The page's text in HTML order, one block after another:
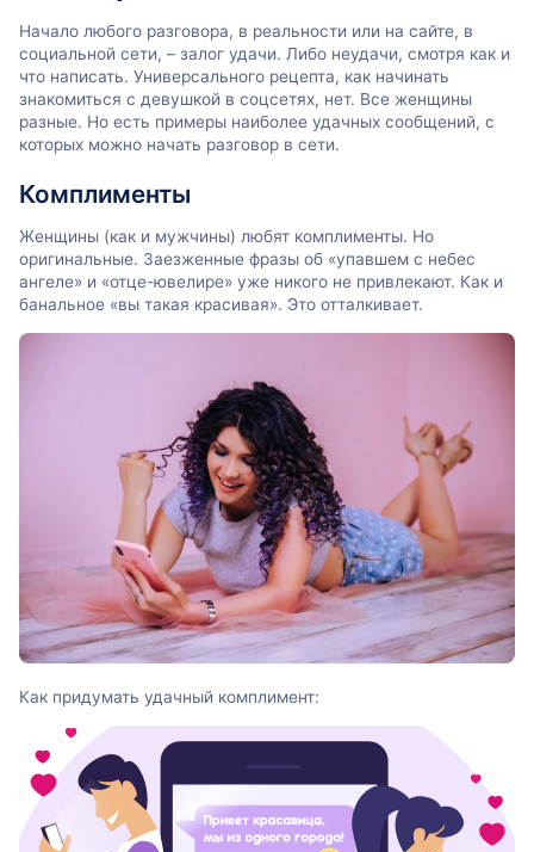
Начало любого разговора, в реальности или на сайте, в
социальной сети, – залог удачи. Либо неудачи, смотря как и
что написать. Универсального рецепта, как начинать
знакомиться с девушкой в соцсетях, нет. Все женщины
разные. Но есть примеры наиболее удачных сообщений, с
которых можно начать разговор в сети.
Комплименты
Женщины (как и мужчины) любят комплименты. Но
оригинальные. Заезженные фразы об «упавшем с небес
ангеле» и «отце-ювелире» уже никого не привлекают. Как и
банальное «вы такая красивая». Это отталкивает.
Как придумать удачный комплимент: